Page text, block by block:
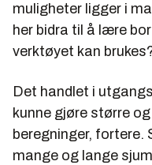
muligheter ligger i
her bidra til å lære
verktøyet kan
Det handlet i
kunne gjøre større
beregninger, fortere.
mange og lange